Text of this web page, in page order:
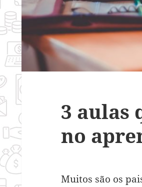
3 aulas
no
Muitos são os